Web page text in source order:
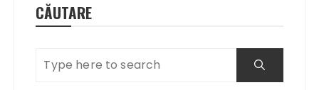
CĂUTARE